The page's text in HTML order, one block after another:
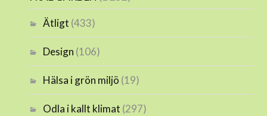
Ätligt (433)
Design (106)
Hälsa i grön miljö (19)
Odla i kallt klimat (297)